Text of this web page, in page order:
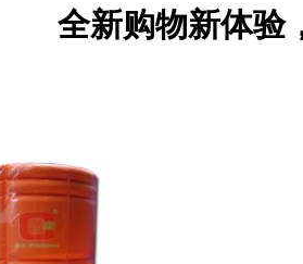
全新购物新体验